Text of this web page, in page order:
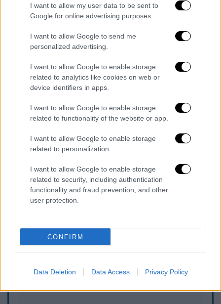
I want to allow my user data to be sent to
Google for online advertising purposes.
I want to allow Google to send me
personalized advertising.
I want to allow Google to enable storage
related to analytics like cookies on web or
device identifiers in apps.
I want to allow Google to enable storage
related to functionality of the website or app.
I want to allow Google to enable storage
related to personalization.
I want to allow Google to enable storage
related to security, including authentication
functionality and fraud prevention, and other
user protection.
CONFIRM
Data Deletion Data Access Privacy Policy
Η τετραήμερη συνεδριακή διαδικασία
συνέδρων από όλη την Ελλάδα, (1.400
εκλεγμένοισύνεδροι, σχεδόν 1.200 έλαβαν
κάρτες) πάνω από 200 ομιλίες, έντονη
παρουσία νεολαίας, γόνιμο και πλούσιο
διάλογο.
Τις αμέσως επόμενες ημέρες τα
ντοκουμέντατου συνεδρίου( Πολιτική
Απόφαση, Θέσεις, Καταστατικό) όπως αυτά
διαμορφώθηκανέπειτα από τις προσθήκες
δημοσιότητα.